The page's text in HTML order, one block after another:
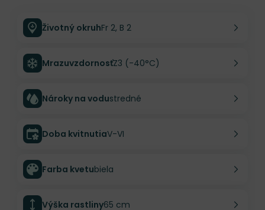
Životný okruhFr 2, B 2
MrazuvzdornosťZ3 (-40°C)
Nároky na vodustredné
Doba kvitnutiaV-VI
Farba kvetubiela
Výška rastliny65 cm